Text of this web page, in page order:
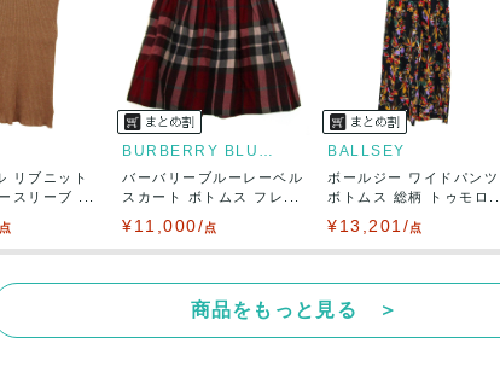
リブニット
スリーブ ...
点
バーバリーブルーレーベル
スカート ボトムス フレ...
¥11,000/点
BALLSEY
ボールジー ワイドパンツ
ボトムス 総柄 トゥモロ...
¥13,201/点
商品をもっと見る ＞